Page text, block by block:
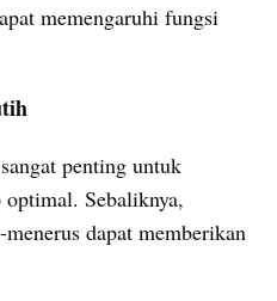
memengaruhi fungsi
penting untuk
Sebaliknya,
dapat memberikan